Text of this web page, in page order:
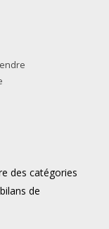
des catégories
de